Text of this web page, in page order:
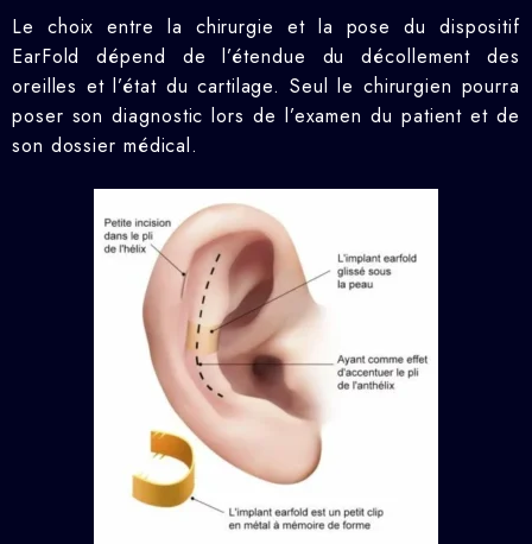
Le choix entre la chirurgie et la pose du dispositif
EarFold dépend de l’étendue du décollement des
oreilles et l’état du cartilage. Seul le chirurgien pourra
poser son diagnostic lors de l’examen du patient et de
son dossier médical.